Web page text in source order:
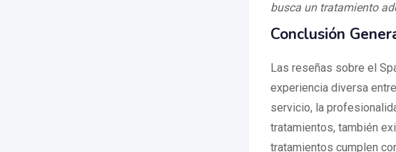
busca un tratamiento
Conclusión
Las reseñas sobre el
experiencia diversa
servicio, la
tratamientos, también
tratamientos cumplen